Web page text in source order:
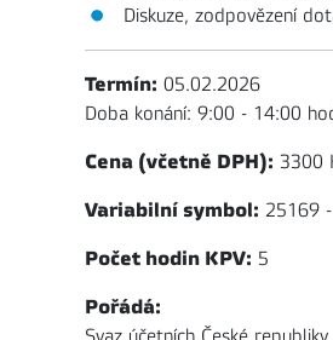
Diskuze, zodpovězení
Termín: 05.02.2026
Doba konání: 9:00 - 14:00
Cena (včetně DPH): 3300
Variabilní symbol: 25169
Počet hodin KPV: 5
Pořádá: